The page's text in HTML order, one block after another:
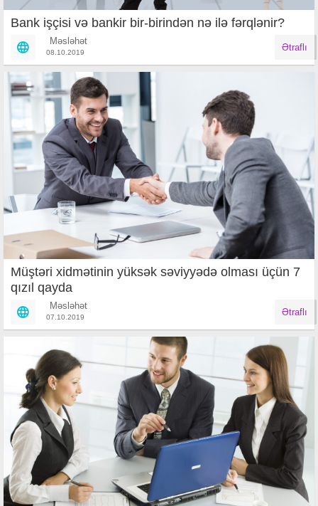
Bank işçisi və bankir bir-birindən nə ilə fərqlənir?
Məsləhət
08.10.2019 Ətraflı
Müştəri xidmətinin yüksək səviyyədə olması üçün 7
qızıl qayda
Məsləhət
07.10.2019 Ətraflı